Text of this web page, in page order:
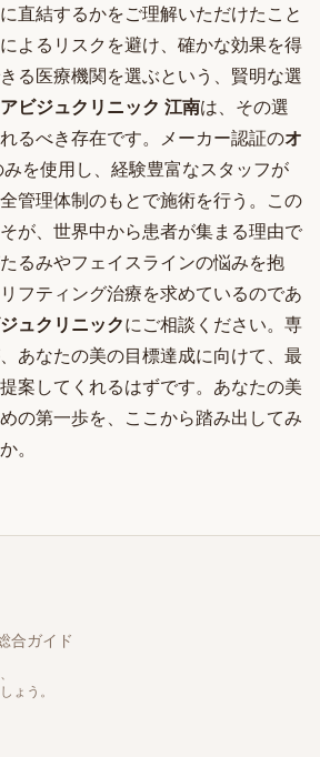
直結するかをご理解いただけたこと
よるリスクを避け、確かな効果を得
る医療機関を選ぶという、賢明な選
アビジュクリニック 江南は、その選
るべき存在です。メーカー認証のオ
みを使用し、経験豊富なスタッフが
管理体制のもとで施術を行う。この
が、世界中から患者が集まる理由で
るみやフェイスラインの悩みを抱
フティング治療を求めているのであ
ュクリニックにご相談ください。専
あなたの美の目標達成に向けて、最
案してくれるはずです。あなたの美
の第一歩を、ここから踏み出してみ
。
合ガイド
ょう。